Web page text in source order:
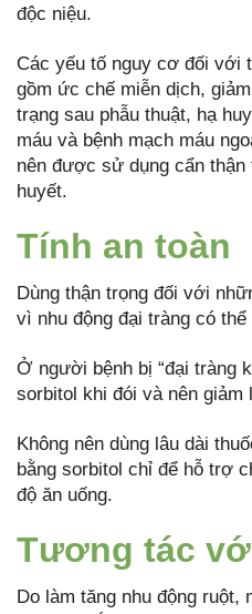
độc niệu.
Các yếu tố nguy cơ đối với
gồm ức chế miễn dịch,
trạng sau phẫu thuật, hạ
máu và bệnh mạch máu
nên được sử dụng cẩn thận
huyết.
Tính an toàn
Dùng thận trọng đối với
vì nhu động đại tràng có
Ở người bệnh bị “đại tràng
sorbitol khi đói và nên giảm
Không nên dùng lâu dài
bằng sorbitol chỉ để hỗ trợ
độ ăn uống.
Tương tác
Do làm tăng nhu động ruột,